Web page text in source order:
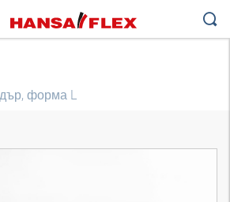
форма L